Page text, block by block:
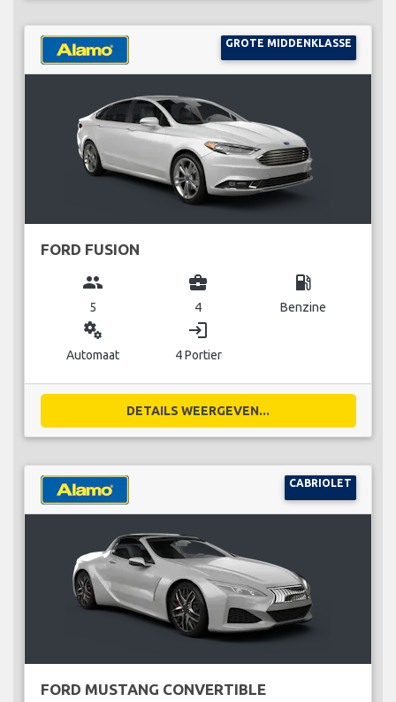
GROTE MIDDENKLASSE
FORD FUSION
group
5
business_center
4
local_gas_station
Benzine
miscellaneous_services
Automaat
login
4 Portier
DETAILS WEERGEVEN...
CABRIOLET
FORD MUSTANG CONVERTIBLE